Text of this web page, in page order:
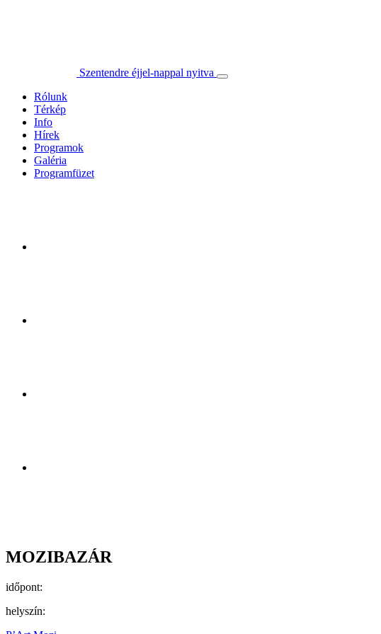
Szentendre éjjel-nappal nyitva
Rólunk
Térkép
Info
Hírek
Programok
Galéria
Programfüzet
MOZIBAZÁR
időpont:
helyszín: